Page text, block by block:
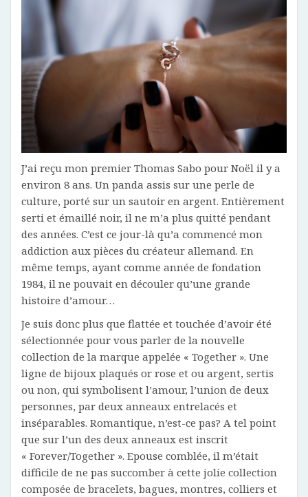
J’ai reçu mon premier Thomas Sabo pour Noël il y a
environ 8 ans. Un panda assis sur une perle de
culture, porté sur un sautoir en argent. Entièrement
serti et émaillé noir, il ne m’a plus quitté pendant
des années. C’est ce jour-là qu’a commencé mon
addiction aux pièces du créateur allemand. En
même temps, ayant comme année de fondation
1984, il ne pouvait en découler qu’une grande
histoire d’amour…
Je suis donc plus que flattée et touchée d’avoir été
sélectionnée pour vous parler de la nouvelle
collection de la marque appelée « Together ». Une
ligne de bijoux plaqués or rose et ou argent, sertis
ou non, qui symbolisent l’amour, l’union de deux
personnes, par deux anneaux entrelacés et
inséparables. Romantique, n’est-ce pas? A tel point
que sur l’un des deux anneaux est inscrit
« Forever/Together ». Epouse comblée, il m’était
difficile de ne pas succomber à cette jolie collection
composée de bracelets, bagues, montres, colliers et